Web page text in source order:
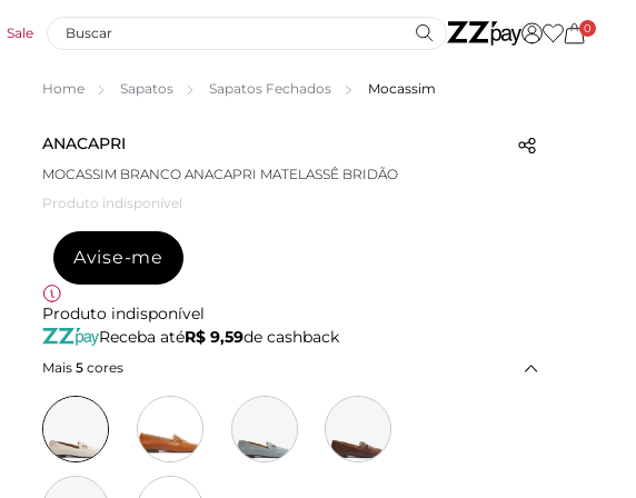
Sale 0
Home Sapatos Sapatos Fechados Mocassim
ANACAPRI
MOCASSIM BRANCO ANACAPRI MATELASSÊ BRIDÃO
Produto indisponível
Avise-me
Produto indisponível
Receba atéR$ 9,59de cashback
Mais 5 cores